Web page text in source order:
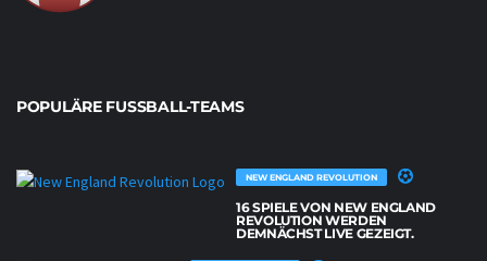
POPULÄRE FUSSBALL-TEAMS
NEW ENGLAND REVOLUTION
16 SPIELE VON NEW ENGLAND
REVOLUTION WERDEN
DEMNÄCHST LIVE GEZEIGT.